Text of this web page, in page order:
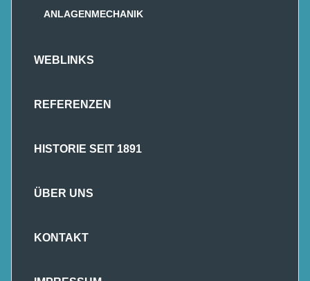
ANLAGENMECHANIK
WEBLINKS
REFERENZEN
HISTORIE SEIT 1891
ÜBER UNS
KONTAKT